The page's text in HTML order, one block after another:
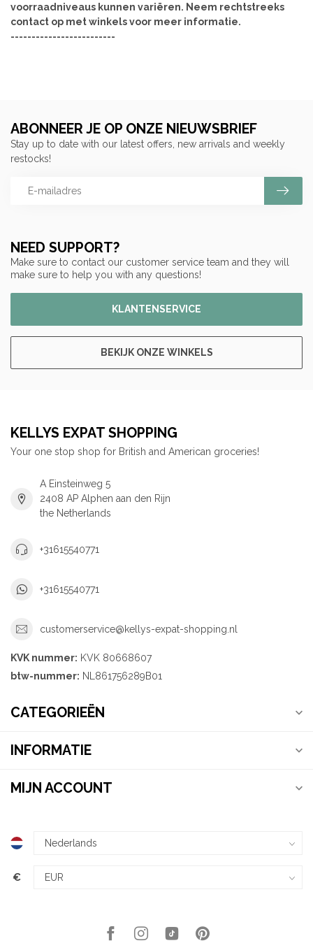
voorraadniveaus kunnen variëren. Neem rechtstreeks
contact op met winkels voor meer informatie.
-------------------------
NEED SUPPORT?
Make sure to contact our customer service team and they will
make sure to help you with any questions!
KLANTENSERVICE
BEKIJK ONZE WINKELS
ABONNEER JE OP ONZE NIEUWSBRIEF
Stay up to date with our latest offers, new arrivals and weekly
restocks!
KELLYS EXPAT SHOPPING
Your one stop shop for British and American groceries!
A Einsteinweg 5
2408 AP Alphen aan den Rijn
the Netherlands
+31615540771
+31615540771
customerservice@kellys-expat-shopping.nl
KVK nummer: KVK 80668607
btw-nummer: NL861756289B01
CATEGORIEËN
INFORMATIE
MIJN ACCOUNT
€